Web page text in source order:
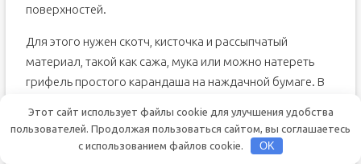
поверхностей.
Для этого нужен скотч, кисточка и рассыпчатый
материал, такой как сажа, мука или можно натереть
грифель простого карандаша на наждачной бумаге. В
краску, мажете ей свои пальцы и потом переносите
отпечатки пальцев на лист белой бумаги. Останется
Этот сайт использует файлы cookie для улучшения удобства
пользователей. Продолжая пользоваться сайтом, вы соглашаетесь
с использованием файлов cookie.
OK